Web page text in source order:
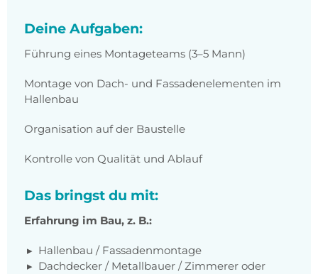
Deine Aufgaben:
Führung eines Montageteams (3–5 Mann)
Montage von Dach- und Fassadenelementen im
Hallenbau
Organisation auf der Baustelle
Kontrolle von Qualität und Ablauf
Das bringst du mit:
Erfahrung im Bau, z. B.:
Hallenbau / Fassadenmontage
Dachdecker / Metallbauer / Zimmerer oder